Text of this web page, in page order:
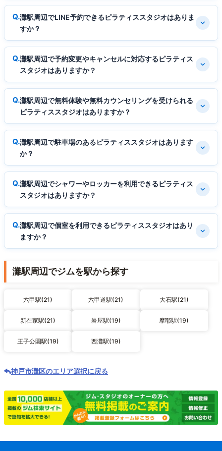
灘駅周辺でLINE予約できるピラティススタジオはありま
すか？
灘駅周辺で予約変更やキャンセルに対応するピラティス
スタジオはありますか？
灘駅周辺で無料体験や無料カウンセリングを受けられる
ピラティススタジオはありますか？
灘駅周辺で駐車場のあるピラティススタジオはあります
か？
灘駅周辺でシャワーやロッカーを利用できるピラティス
スタジオはありますか？
灘駅周辺で個室を利用できるピラティススタジオはあり
ますか？
灘駅周辺でジムを駅から探す
六甲駅(21) 六甲道駅(21) 大石駅(21)
新在家駅(21) 岩屋駅(19) 摩耶駅(19)
王子公園駅(19) 西灘駅(19)
神戸市灘区のエリア選択に戻る